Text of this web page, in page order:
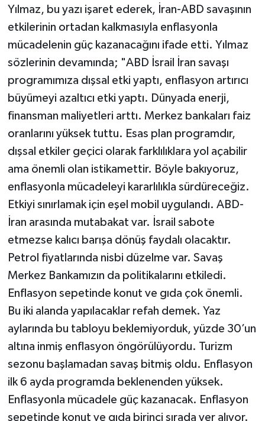
Yılmaz, bu yazı işaret ederek, İran-ABD savaşının
etkilerinin ortadan kalkmasıyla enflasyonla
mücadelenin güç kazanacağını ifade etti. Yılmaz
sözlerinin devamında; "ABD İsrail İran savaşı
programımıza dışsal etki yaptı, enflasyon artırıcı
büyümeyi azaltıcı etki yaptı. Dünyada enerji,
finansman maliyetleri arttı. Merkez bankaları faiz
oranlarını yüksek tuttu. Esas plan programdır,
dışsal etkiler geçici olarak farklılıklara yol açabilir
ama önemli olan istikamettir. Böyle bakıyoruz,
enflasyonla mücadeleyi kararlılıkla sürdüreceğiz.
Etkiyi sınırlamak için eşel mobil uygulandı. ABD-
İran arasında mutabakat var. İsrail sabote
etmezse kalıcı barışa dönüş faydalı olacaktır.
Petrol fiyatlarında nisbi düzelme var. Savaş
Merkez Bankamızın da politikalarını etkiledi.
Enflasyon sepetinde konut ve gıda çok önemli.
Bu iki alanda yapılacaklar refah demek. Yaz
aylarında bu tabloyu beklemiyorduk, yüzde 30’un
altına inmiş enflasyon öngörülüyordu. Turizm
sezonu başlamadan savaş bitmiş oldu. Enflasyon
ilk 6 ayda programda beklenenden yüksek.
Enflasyonla mücadele güç kazanacak. Enflasyon
sepetinde konut ve gıda birinci sırada yer alıyor.